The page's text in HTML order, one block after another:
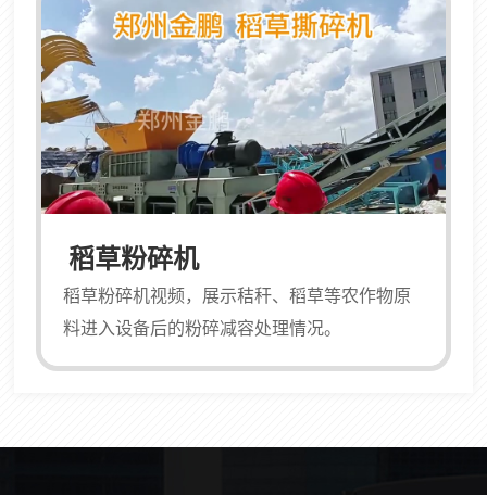
稻草粉碎机
稻草粉碎机视频，展示秸秆、稻草等农作物原
料进入设备后的粉碎减容处理情况。